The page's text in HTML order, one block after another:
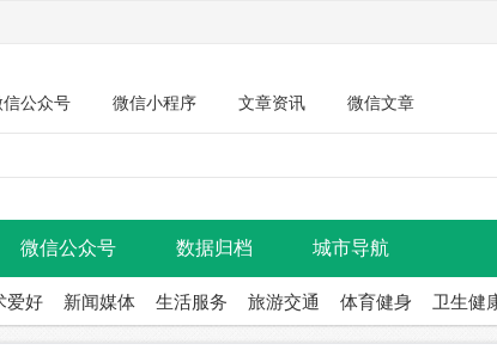
信公众号 微信小程序 文章资讯 微信文章
微信公众号 数据归档 城市导航
爱好 新闻媒体 生活服务 旅游交通 体育健身 卫生健